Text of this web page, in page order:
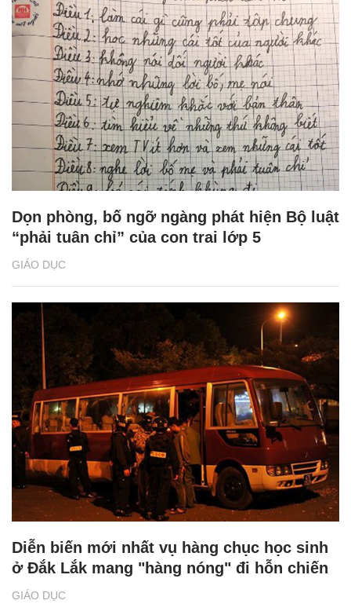
GIÁO DỤC
Dọn phòng, bố ngỡ ngàng phát hiện Bộ luật
“phải tuân chỉ” của con trai lớp 5
GIÁO DỤC
Diễn biến mới nhất vụ hàng chục học sinh
ở Đắk Lắk mang "hàng nóng" đi hỗn chiến